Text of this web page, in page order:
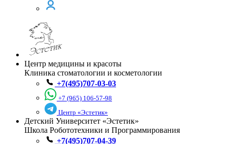
Центр медицины и красоты
Клиника стоматологии и косметологии
+7(495)707-03-03
+7 (965) 106-57-98
Центр «Эстетик»
Детский Университет «Эстетик»
Школа Робототехники и Программирования
+7(495)707-04-39